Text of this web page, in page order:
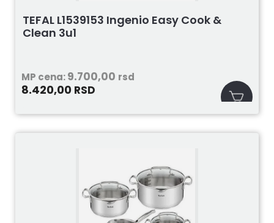
TEFAL L1539153 Ingenio Easy Cook &
Clean 3u1
MP cena:9.700,00 rsd
8.420,00 RSD